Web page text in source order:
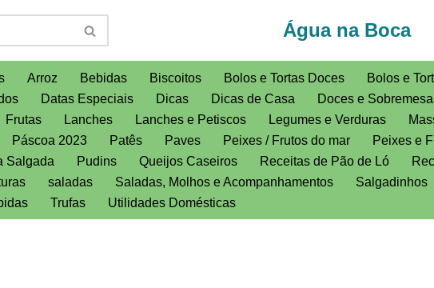
Água na Boca
Arroz Bebidas Biscoitos Bolos e Tortas Doces Bolos e
Datas Especiais Dicas Dicas de Casa Doces e
Frutas Lanches Lanches e Petiscos Legumes e Verduras
Páscoa 2023 Patês Paves Peixes / Frutos do mar Peixes e
Salgada
Pudins Queijos Caseiros Receitas de Pão de Ló
saladas Saladas, Molhos e Acompanhamentos Salgadinhos
Trufas Utilidades Domésticas